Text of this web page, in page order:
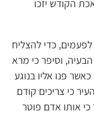
הקודש יזכו
לפעמים, כדי להצליח
וסיפר כי מרא
פנו אליו בנוגע
כי צריכים קודם
אותו אדם פוטר